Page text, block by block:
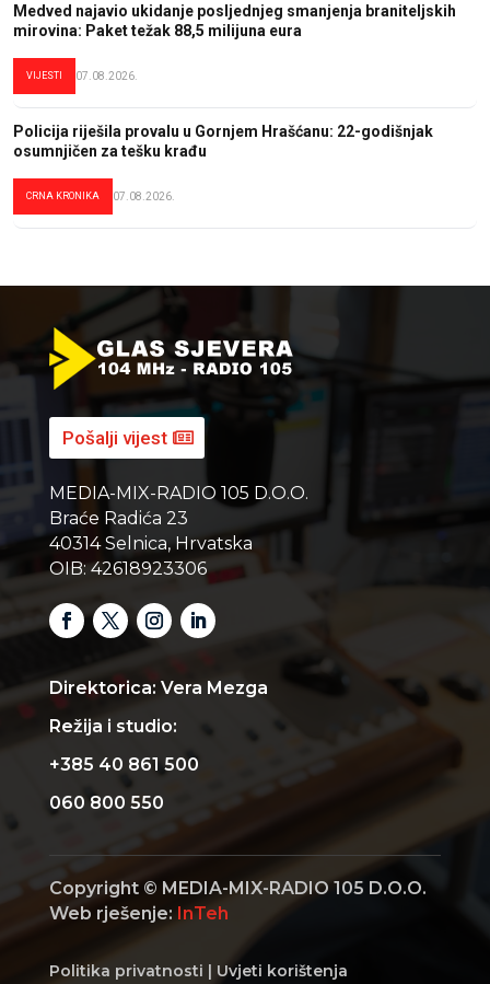
Medved najavio ukidanje posljednjeg smanjenja braniteljskih
mirovina: Paket težak 88,5 milijuna eura
VIJESTI 07.08.2026.
Policija riješila provalu u Gornjem Hrašćanu: 22-godišnjak
osumnjičen za tešku krađu
CRNA KRONIKA 07.08.2026.
Pošalji vijest
MEDIA-MIX-RADIO 105 D.O.O.
Braće Radića 23
40314 Selnica, Hrvatska
OIB: 42618923306
Direktorica: Vera Mezga
Režija i studio:
+385 40 861 500
060 800 550
Copyright © MEDIA-MIX-RADIO 105 D.O.O.
Web rješenje: InTeh
Politika privatnosti | Uvjeti korištenja